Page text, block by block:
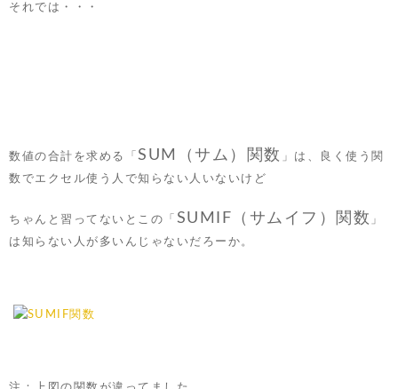
それでは・・・
数値の合計を求める「 SUM（サム）関数 」は、良く使う関
数でエクセル使う人で知らない人いないけど
ちゃんと習ってないとこの「 SUMIF（サムイフ）関数 」
は知らない人が多いんじゃないだろーか。